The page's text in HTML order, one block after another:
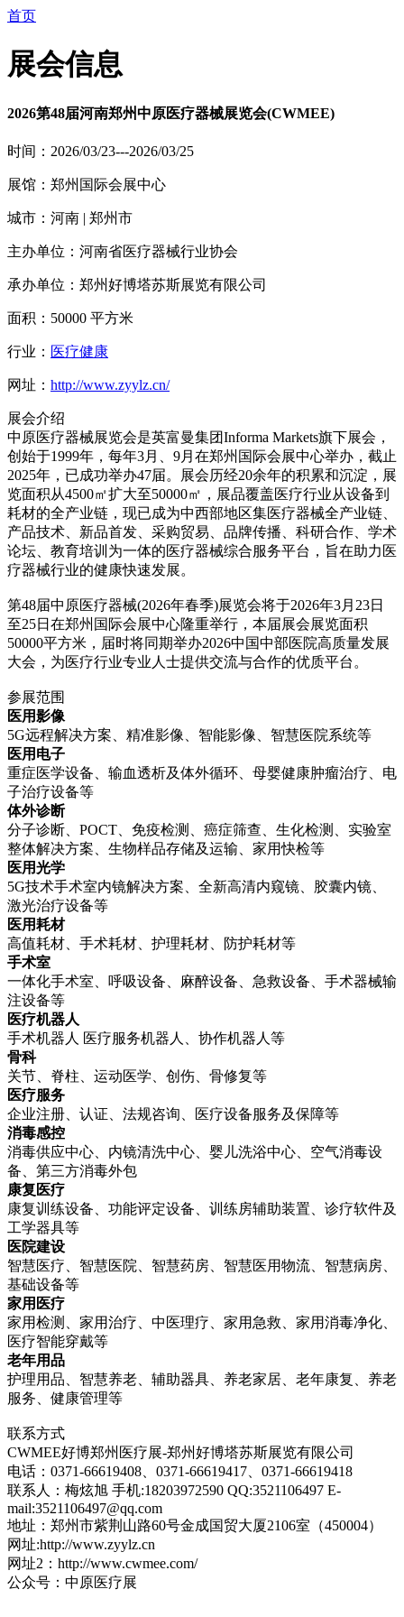
首页
展会信息
2026第48届河南郑州中原医疗器械展览会(CWMEE)
时间：2026/03/23---2026/03/25
展馆：郑州国际会展中心
城市：河南 | 郑州市
主办单位：河南省医疗器械行业协会
承办单位：郑州好博塔苏斯展览有限公司
面积：50000 平方米
行业： 医疗健康
网址： http://www.zyylz.cn/
展会介绍
中原医疗器械展览会是英富曼集团Informa Markets旗下展会，
创始于1999年，每年3月、9月在郑州国际会展中心举办，截止
2025年，已成功举办47届。展会历经20余年的积累和沉淀，展
览面积从4500㎡扩大至50000㎡，展品覆盖医疗行业从设备到
耗材的全产业链，现已成为中西部地区集医疗器械全产业链、
产品技术、新品首发、采购贸易、品牌传播、科研合作、学术
论坛、教育培训为一体的医疗器械综合服务平台，旨在助力医
疗器械行业的健康快速发展。
第48届中原医疗器械(2026年春季)展览会将于2026年3月23日
至25日在郑州国际会展中心隆重举行，本届展会展览面积
50000平方米，届时将同期举办2026中国中部医院高质量发展
大会，为医疗行业专业人士提供交流与合作的优质平台。
参展范围
医用影像
5G远程解决方案、精准影像、智能影像、智慧医院系统等
医用电子
重症医学设备、输血透析及体外循环、母婴健康肿瘤治疗、电
子治疗设备等
体外诊断
分子诊断、POCT、免疫检测、癌症筛查、生化检测、实验室
整体解决方案、生物样品存储及运输、家用快检等
医用光学
5G技术手术室内镜解决方案、全新高清内窥镜、胶囊内镜、
激光治疗设备等
医用耗材
高值耗材、手术耗材、护理耗材、防护耗材等
手术室
一体化手术室、呼吸设备、麻醉设备、急救设备、手术器械输
注设备等
医疗机器人
手术机器人 医疗服务机器人、协作机器人等
骨科
关节、脊柱、运动医学、创伤、骨修复等
医疗服务
企业注册、认证、法规咨询、医疗设备服务及保障等
消毒感控
消毒供应中心、内镜清洗中心、婴儿洗浴中心、空气消毒设
备、第三方消毒外包
康复医疗
康复训练设备、功能评定设备、训练房辅助装置、诊疗软件及
工学器具等
医院建设
智慧医疗、智慧医院、智慧药房、智慧医用物流、智慧病房、
基础设备等
家用医疗
家用检测、家用治疗、中医理疗、家用急救、家用消毒净化、
医疗智能穿戴等
老年用品
护理用品、智慧养老、辅助器具、养老家居、老年康复、养老
服务、健康管理等
联系方式
CWMEE好博郑州医疗展-郑州好博塔苏斯展览有限公司
电话：0371-66619408、0371-66619417、0371-66619418
联系人：梅炫旭 手机:18203972590 QQ:3521106497 E-
mail:3521106497@qq.com
地址：郑州市紫荆山路60号金成国贸大厦2106室（450004）
网址:http://www.zyylz.cn
网址2：http://www.cwmee.com/
公众号：中原医疗展